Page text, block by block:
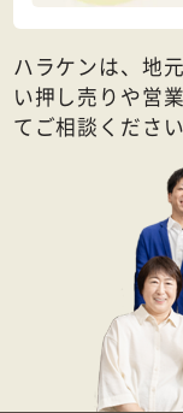
ハラケンは、地
い押し売りや営
てご相談ください